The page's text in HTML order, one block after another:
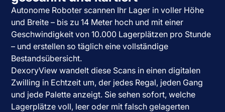
Autonome Roboter scannen Ihr Lager in voller Höhe
und Breite – bis zu 14 Meter hoch und mit einer
Geschwindigkeit von 10.000 Lagerplätzen pro Stunde
– und erstellen so täglich eine vollständige
Bestandsübersicht.
DexoryView wandelt diese Scans in einen digitalen
Zwilling in Echtzeit um, der jedes Regal, jeden Gang
und jede Palette anzeigt. Sie sehen sofort, welche
Lagerplätze voll, leer oder mit falsch gelagerten